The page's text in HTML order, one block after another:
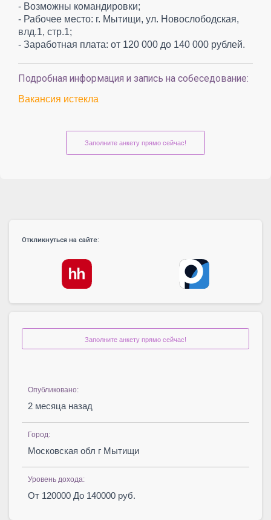
- Возможны командировки;
- Рабочее место: г. Мытищи, ул. Новослободская,
влд.1, стр.1;
- Заработная плата: от 120 000 до 140 000 рублей.
Подробная информация и запись на собеседование:
Вакансия истекла
Заполните анкету прямо сейчас!
Откликнуться на сайте:
Заполните анкету прямо сейчас!
Опубликовано:
2 месяца назад
Город:
Московская обл г Мытищи
Уровень дохода:
От 120000 До 140000 руб.